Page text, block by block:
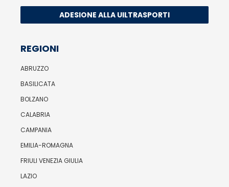
ADESIONE ALLA UILTRASPORTI
REGIONI
ABRUZZO
BASILICATA
BOLZANO
CALABRIA
CAMPANIA
EMILIA-ROMAGNA
FRIULI VENEZIA GIULIA
LAZIO